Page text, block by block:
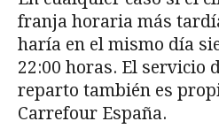
franja horaria más
haría en el mismo día
22:00 horas. El servicio
reparto también es
Carrefour España.